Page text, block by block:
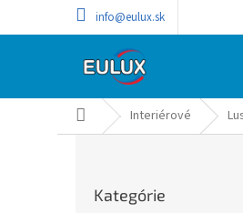
info@eulux.sk
DomovInteriérové
kategórie
Kategórie